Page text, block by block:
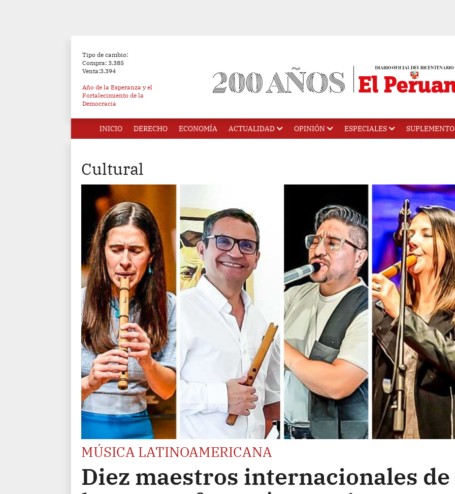
Tipo de cambio:
Compra: 3.385
Venta:3.394
Año de la Esperanza y el
Fortalecimiento de la
Democracia
INICIO DERECHO ECONOMÍA ACTUALIDAD OPINIÓN ESPECIALES
Cultural
MÚSICA LATINOAMERICANA
Diez maestros internacionales de